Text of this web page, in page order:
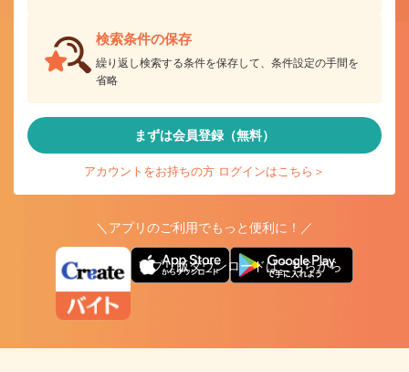
検索条件の保存
繰り返し検索する条件を保存して、条件設定の手間を
省略
まずは会員登録（無料）
アカウントをお持ちの方 ログインはこちら＞
＼アプリのご利用でもっと便利に！／
アプリ版ダウンロードはこちらから